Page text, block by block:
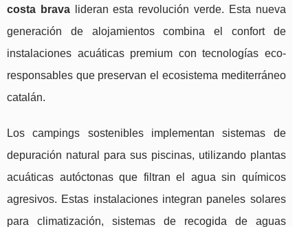
costa bravalideran esta revolución verde. Esta nueva
generación de alojamientos combina el confort de
instalaciones acuáticas premium con tecnologías eco-
responsables que preservan el ecosistema mediterráneo
catalán.
Los campings sostenibles implementan sistemas de
depuración natural para sus piscinas, utilizando plantas
acuáticas autóctonas que filtran el agua sin químicos
agresivos. Estas instalaciones integran paneles solares
para climatización, sistemas de recogida de aguas